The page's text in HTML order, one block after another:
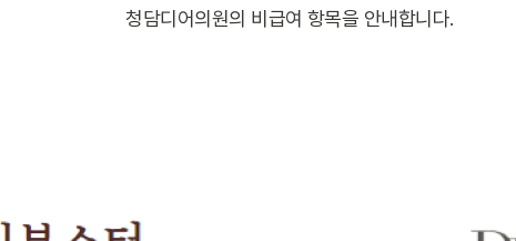
청담디어의원의 비급여 항목을 안내합니다.